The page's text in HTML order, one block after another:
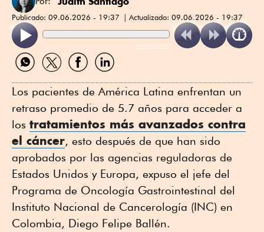
Publicado: 09.06.2026 - 19:37 Actualizado: 09.06.2026 - 19:37
ReadSpeaker
Compartir
por
Compartir
por
Compartir
por
Compartir
por
Los pacientes de América Latina enfrentan un
retraso promedio de 5.7 años para acceder a
los tratamientos más avanzados contra
el cáncer, esto después de que han sido
aprobados por las agencias reguladoras de
Estados Unidos y Europa, expuso el jefe del
Programa de Oncología Gastrointestinal del
Instituto Nacional de Cancerología (INC) en
Colombia, Diego Felipe Ballén.